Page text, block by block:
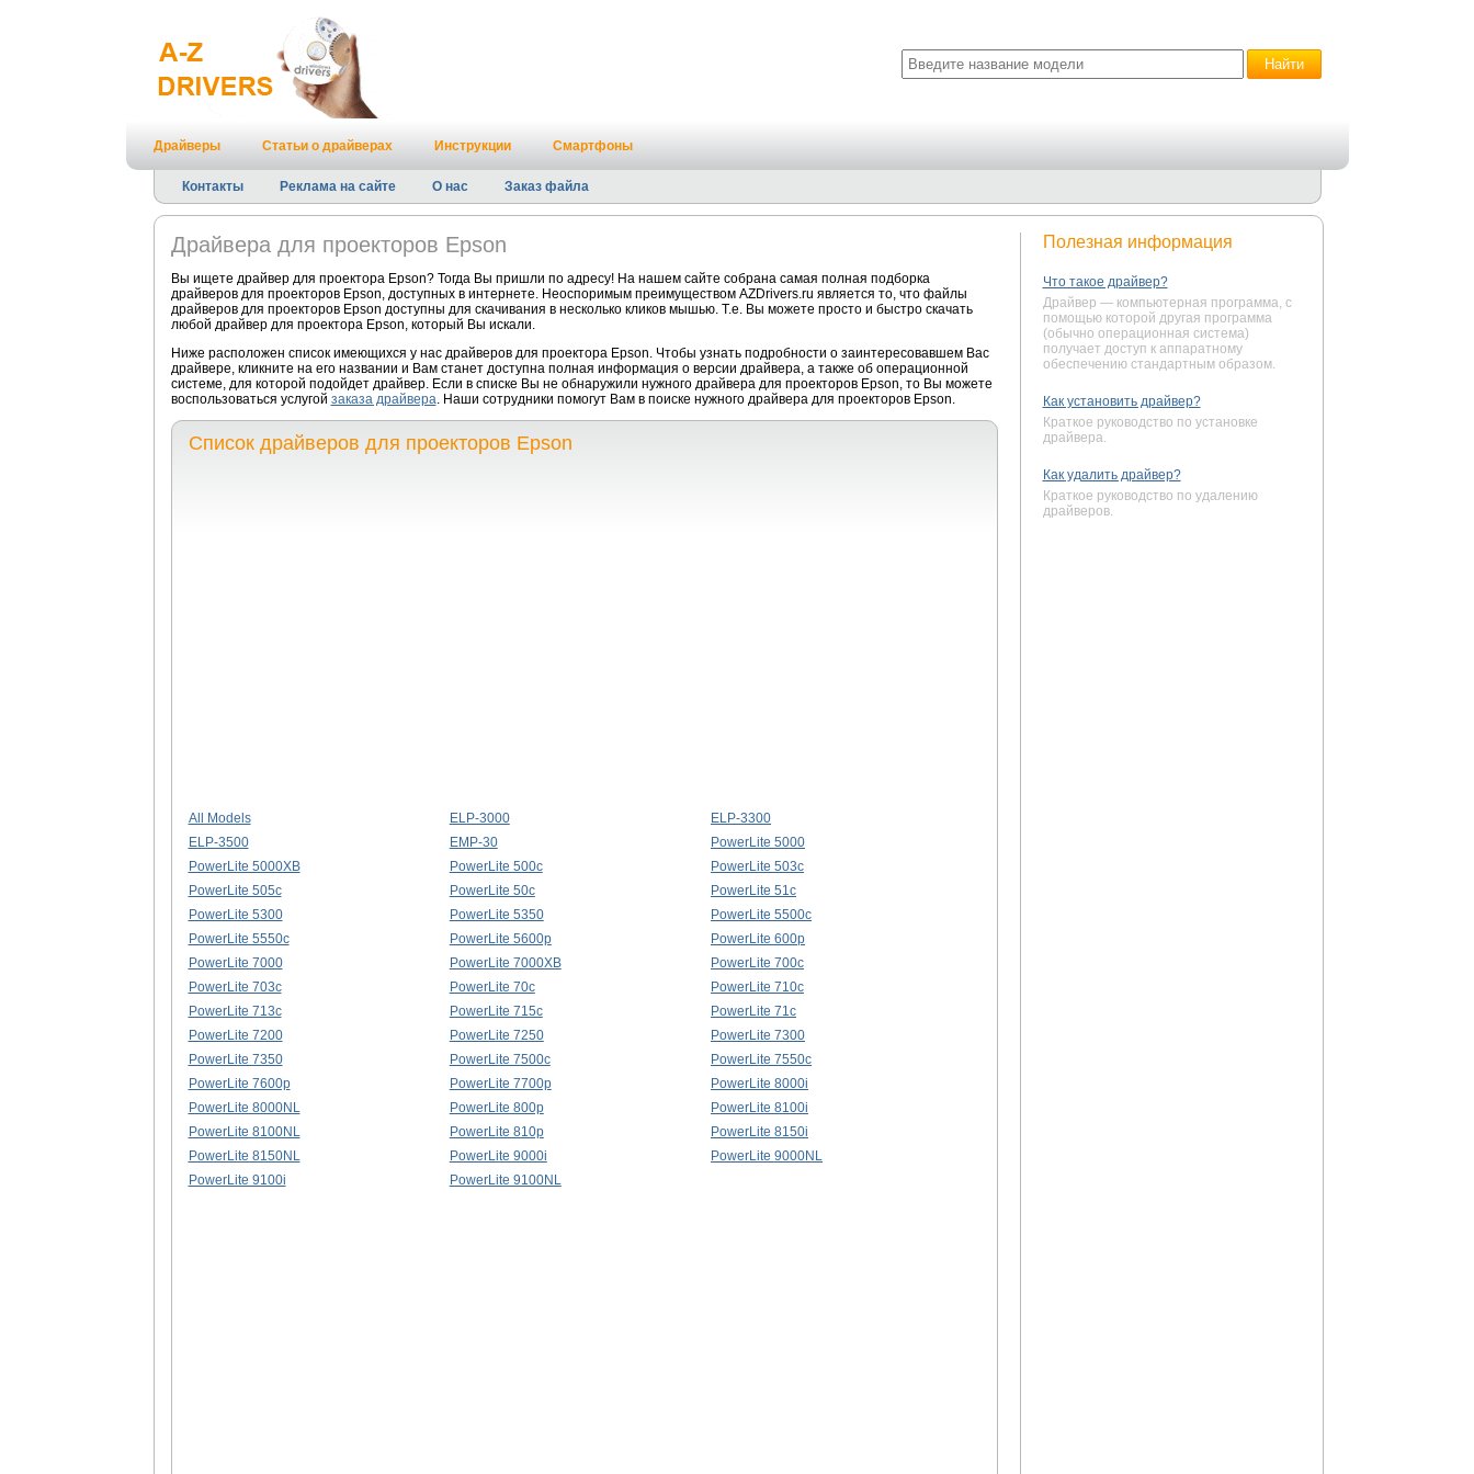
Драйверы Статьи о драйверах Инструкции Смартфоны
Контакты Реклама на сайте О нас Заказ файла
Драйвера для проекторов Epson
Вы ищете драйвер для проектора Epson? Тогда Вы пришли по адресу! На нашем сайте собрана самая полная подборка
драйверов для проекторов Epson, доступных в интернете. Неоспоримым преимуществом AZDrivers.ru является то, что файлы
драйверов для проекторов Epson доступны для скачивания в несколько кликов мышью. Т.е. Вы можете просто и быстро скачать
любой драйвер для проектора Epson, который Вы искали.
Ниже расположен список имеющихся у нас драйверов для проектора Epson. Чтобы узнать подробности о заинтересовавшем Вас
драйвере, кликните на его названии и Вам станет доступна полная информация о версии драйвера, а также об операционной
системе, для которой подойдет драйвер. Если в списке Вы не обнаружили нужного драйвера для проекторов Epson, то Вы можете
воспользоваться услугой заказа драйвера. Наши сотрудники помогут Вам в поиске нужного драйвера для проекторов Epson.
Список драйверов для проекторов Epson
All Models ELP-3000
ELP-3300
ELP-3500
EMP-30
PowerLite 5000
PowerLite 5000XB
PowerLite 500c
PowerLite 503c
PowerLite 505c
PowerLite 50c
PowerLite 51c
PowerLite 5300
PowerLite 5350
PowerLite 5500c
PowerLite 5550c
PowerLite 5600p
PowerLite 600p
PowerLite 7000
PowerLite 7000XB
PowerLite 700c
PowerLite 703c
PowerLite 70c
PowerLite 710c
PowerLite 713c
PowerLite 715c
PowerLite 71c
PowerLite 7200
PowerLite 7250
PowerLite 7300
PowerLite 7350
PowerLite 7500c
PowerLite 7550c
PowerLite 7600p
PowerLite 7700p
PowerLite 8000i
PowerLite 8000NL
PowerLite 800p
PowerLite 8100i
PowerLite 8100NL
PowerLite 810p
PowerLite 8150i
PowerLite 8150NL
PowerLite 9000i
PowerLite 9000NL
PowerLite 9100i
PowerLite 9100NL
Полезная информация
Что такое драйвер?
Драйвер — компьютерная программа, с
помощью которой другая программа
(обычно операционная система)
получает доступ к аппаратному
обеспечению стандартным образом.
Как установить драйвер?
Краткое руководство по установке
драйвера.
Как удалить драйвер?
Краткое руководство по удалению
драйверов.